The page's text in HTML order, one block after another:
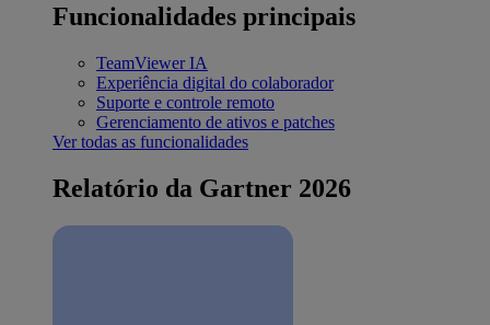
Funcionalidades principais
TeamViewer IA
Experiência digital do colaborador
Suporte e controle remoto
Gerenciamento de ativos e patches
Ver todas as funcionalidades
Relatório da Gartner 2026